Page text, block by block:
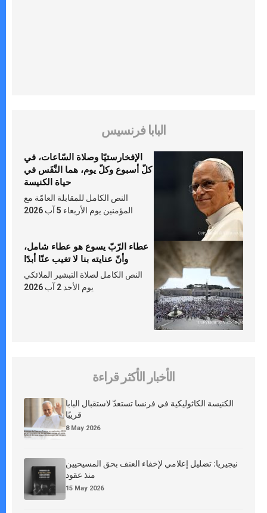
البابا فرنسيس
الإفخارستيّا وصلاة السّاعات، في
كلّ أسبوع وكلّ يوم، هما النَّفَس في
حياة الكنيسة
النص الكامل للمقابلة العامّة مع
المؤمنين يوم الأربعاء 5 آب 2026
عطاء الرّبّ يسوع هو عطاء شامل،
وأنّ عنايته بنا لا تغيب عنّا أبدًا
النص الكامل لصلاة التبشير الملائكي
يوم الأحد 2 آب 2026
الأخبار الأكثر قراءة
الكنيسة الكاثوليكية في فرنسا تستعدّ لاستقبال البابا
قريبًا
8 May 2026
نيجيريا: تضليل إعلامي لإخفاء العنف بحق المسيحيين
منذ عقود
15 May 2026